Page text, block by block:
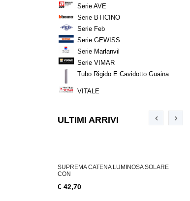
Serie AVE
Serie BTICINO
Serie Feb
Serie GEWISS
Serie Marlanvil
Serie VIMAR
Tubo Rigido E Cavidotto Guaina
VITALE
ULTIMI ARRIVI
SUPREMA CATENA LUMINOSA SOLARE
CON
€ 42,70